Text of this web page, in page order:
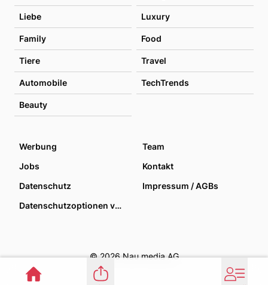
Liebe Luxury
Family Food
Tiere Travel
Automobile TechTrends
Beauty
Werbung
Team
Jobs
Kontakt
Datenschutz
Impressum / AGBs
Datenschutzoptionen verwalten
© 2026 Nau media AG